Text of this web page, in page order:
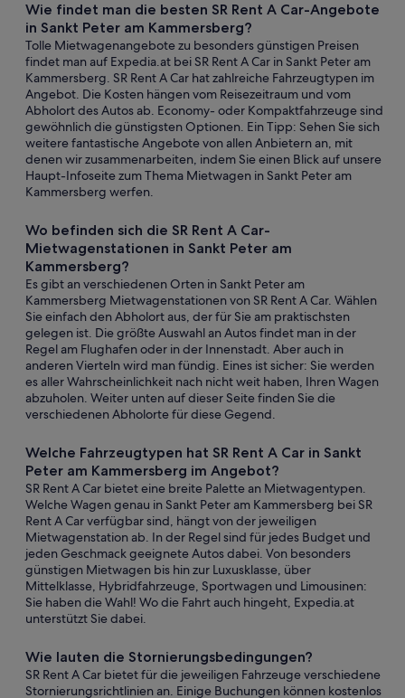
Wie findet man die besten SR Rent A Car-Angebote
in Sankt Peter am Kammersberg?
Tolle Mietwagenangebote zu besonders günstigen Preisen
findet man auf Expedia.at bei SR Rent A Car in Sankt Peter am
Kammersberg. SR Rent A Car hat zahlreiche Fahrzeugtypen im
Angebot. Die Kosten hängen vom Reisezeitraum und vom
Abholort des Autos ab. Economy- oder Kompaktfahrzeuge sind
gewöhnlich die günstigsten Optionen. Ein Tipp: Sehen Sie sich
weitere fantastische Angebote von allen Anbietern an, mit
denen wir zusammenarbeiten, indem Sie einen Blick auf unsere
Haupt-Infoseite zum Thema Mietwagen in Sankt Peter am
Kammersberg werfen.
Wo befinden sich die SR Rent A Car-
Mietwagenstationen in Sankt Peter am
Kammersberg?
Es gibt an verschiedenen Orten in Sankt Peter am
Kammersberg Mietwagenstationen von SR Rent A Car. Wählen
Sie einfach den Abholort aus, der für Sie am praktischsten
gelegen ist. Die größte Auswahl an Autos findet man in der
Regel am Flughafen oder in der Innenstadt. Aber auch in
anderen Vierteln wird man fündig. Eines ist sicher: Sie werden
es aller Wahrscheinlichkeit nach nicht weit haben, Ihren Wagen
abzuholen. Weiter unten auf dieser Seite finden Sie die
verschiedenen Abholorte für diese Gegend.
Welche Fahrzeugtypen hat SR Rent A Car in Sankt
Peter am Kammersberg im Angebot?
SR Rent A Car bietet eine breite Palette an Mietwagentypen.
Welche Wagen genau in Sankt Peter am Kammersberg bei SR
Rent A Car verfügbar sind, hängt von der jeweiligen
Mietwagenstation ab. In der Regel sind für jedes Budget und
jeden Geschmack geeignete Autos dabei. Von besonders
günstigen Mietwagen bis hin zur Luxusklasse, über
Mittelklasse, Hybridfahrzeuge, Sportwagen und Limousinen:
Sie haben die Wahl! Wo die Fahrt auch hingeht, Expedia.at
unterstützt Sie dabei.
Wie lauten die Stornierungsbedingungen?
SR Rent A Car bietet für die jeweiligen Fahrzeuge verschiedene
Stornierungsrichtlinien an. Einige Buchungen können kostenlos